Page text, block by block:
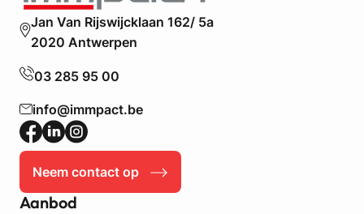
Jan Van Rijswijcklaan 162/ 5a
2020 Antwerpen
03 285 95 00
info@immpact.be
Neem contact op
Aanbod